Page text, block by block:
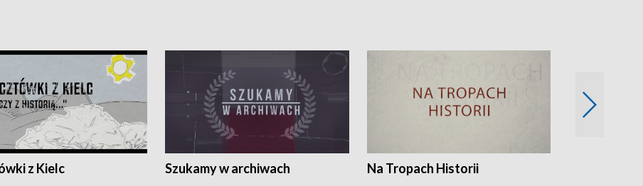
z Kielc Szukamy w archiwach Na Tropach Historii